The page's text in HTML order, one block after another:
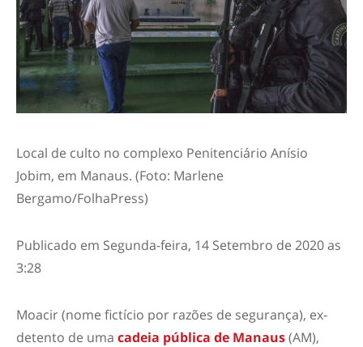
Local de culto no complexo Penitenciário Anísio
Jobim, em Manaus. (Foto: Marlene
Bergamo/FolhaPress)
Publicado em Segunda-feira, 14 Setembro de 2020 as
3:28
Moacir (nome fictício por razões de segurança), ex-
detento de uma cadeia pública de Manaus(AM),